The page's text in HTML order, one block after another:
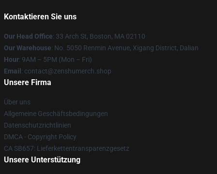
Kontaktieren Sie uns
Our Head Office: 33 Arch St, Boston, MA 02110
Our Warehouse: No. 5050 Renmin Avenue, Xigang District, Dalian
Hour: 9AM – 5PM (Mon – Fri)
Email : contact@zenshumerch.shop
Unsere Firma
Über uns
Allgemeine Geschäftsbedingungen
Datenschutzrichtlinien
DMCA - Copyright Policy
CA SB657: Lieferkettentransparenzgesetz
Unsere Unterstützung